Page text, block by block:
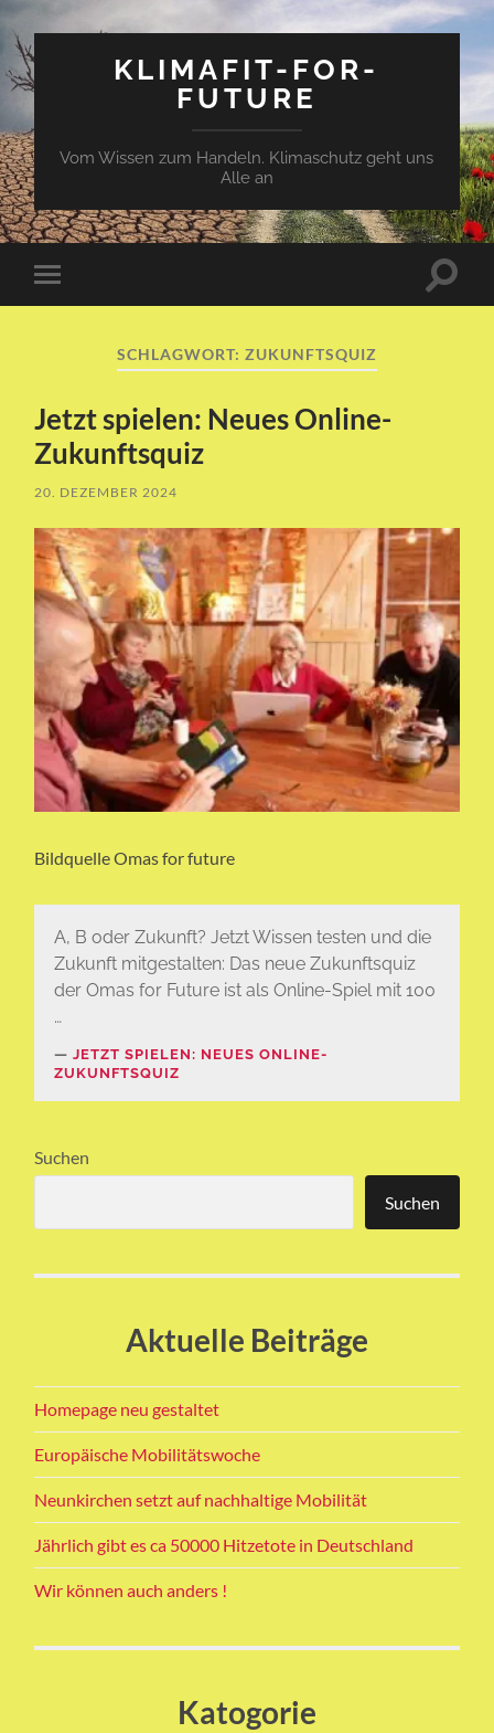
KLIMAFIT-FOR-
FUTURE
Vom Wissen zum Handeln. Klimaschutz geht uns
Alle an
Mobile-
Menü
SCHLAGWORT: ZUKUNFTSQUIZ
Jetzt spielen: Neues Online-
Zukunftsquiz
20. DEZEMBER 2024
Bildquelle Omas for future
A, B oder Zukunft? Jetzt Wissen testen und die
Zukunft mitgestalten: Das neue Zukunftsquiz
der Omas for Future ist als Online-Spiel mit 100
…
JETZT SPIELEN: NEUES ONLINE-
ZUKUNFTSQUIZ
Suchen
Suchen
Aktuelle Beiträge
Homepage neu gestaltet
Europäische Mobilitätswoche
Neunkirchen setzt auf nachhaltige Mobilität
Jährlich gibt es ca 50000 Hitzetote in Deutschland
Wir können auch anders !
Katogorie